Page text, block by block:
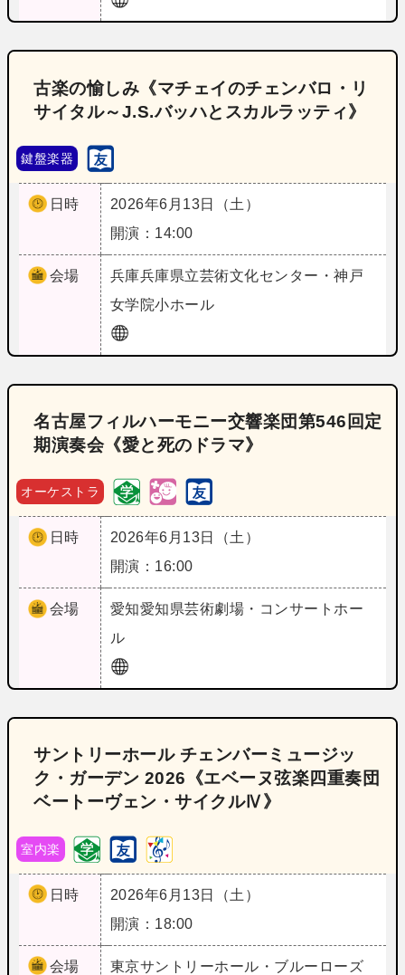
古楽の愉しみ《マチェイのチェンバロ・リ
サイタル～J.S.バッハとスカルラッティ》
鍵盤楽器
日時
2026年6月13日（土）
開演：14:00
会場 兵庫兵庫県立芸術文化センター・神戸
女学院小ホール
名古屋フィルハーモニー交響楽団第546回定
期演奏会《愛と死のドラマ》
オーケストラ
日時
2026年6月13日（土）
開演：16:00
会場 愛知愛知県芸術劇場・コンサートホー
ル
サントリーホール チェンバーミュージッ
ク・ガーデン 2026《エベーヌ弦楽四重奏団
ベートーヴェン・サイクルⅣ》
室内楽
日時
2026年6月13日（土）
開演：18:00
会場 東京サントリーホール・ブルーローズ